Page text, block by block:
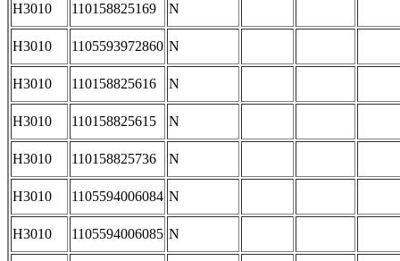
H3010 110158825169 N
H3010 1105593972860 N
H3010 110158825616 N
H3010 110158825615 N
H3010 110158825736 N
H3010 1105594006084 N
H3010 1105594006085 N